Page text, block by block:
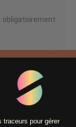
obligatoirement